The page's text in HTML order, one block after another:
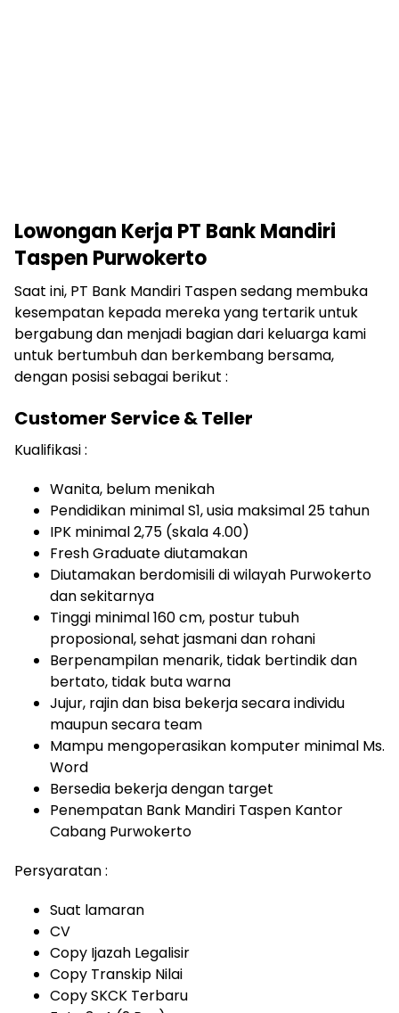
Lowongan Kerja PT Bank Mandiri
Taspen Purwokerto
Saat ini, PT Bank Mandiri Taspen sedang membuka
kesempatan kepada mereka yang tertarik untuk
bergabung dan menjadi bagian dari keluarga kami
untuk bertumbuh dan berkembang bersama,
dengan posisi sebagai berikut :
Customer Service & Teller
Kualifikasi :
Wanita, belum menikah
Pendidikan minimal S1, usia maksimal 25 tahun
IPK minimal 2,75 (skala 4.00)
Fresh Graduate diutamakan
Diutamakan berdomisili di wilayah Purwokerto
dan sekitarnya
Tinggi minimal 160 cm, postur tubuh
proposional, sehat jasmani dan rohani
Berpenampilan menarik, tidak bertindik dan
bertato, tidak buta warna
Jujur, rajin dan bisa bekerja secara individu
maupun secara team
Mampu mengoperasikan komputer minimal Ms.
Word
Bersedia bekerja dengan target
Penempatan Bank Mandiri Taspen Kantor
Cabang Purwokerto
Persyaratan :
Suat lamaran
CV
Copy Ijazah Legalisir
Copy Transkip Nilai
Copy SKCK Terbaru